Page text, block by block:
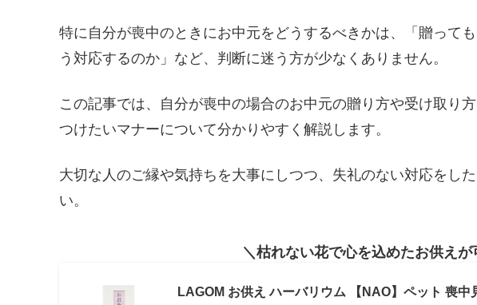
特に自分が喪中のときにお中元をどうするべきかは、「贈って
う対応するのか」など、判断に迷う方が少なくありません。
この記事では、自分が喪中の場合のお中元の贈り方や受け取り
つけたいマナーについて分かりやすく解説します。
大切な人のご縁や気持ちを大事にしつつ、失礼のない対応をし
い。
枯れない花で心を込めたお供えが
LAGOM お供え ハーバリウム 【NAO】ペット 喪